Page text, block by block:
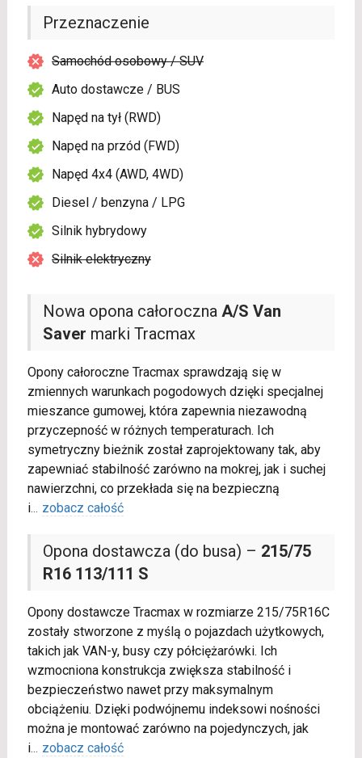
Nowa opona całoroczna A/S Van
Saver marki Tracmax
Opony całoroczne Tracmax sprawdzają się w
zmiennych warunkach pogodowych dzięki specjalnej
mieszance gumowej, która zapewnia niezawodną
przyczepność w różnych temperaturach. Ich
symetryczny bieżnik został zaprojektowany tak, aby
zapewniać stabilność zarówno na mokrej, jak i suchej
nawierzchni, co przekłada się na bezpieczną
i... zobacz całość
Opona dostawcza (do busa) – 215/75
R16 113/111 S
Opony dostawcze Tracmax w rozmiarze 215/75R16C
zostały stworzone z myślą o pojazdach użytkowych,
takich jak VAN-y, busy czy półciężarówki. Ich
wzmocniona konstrukcja zwiększa stabilność i
bezpieczeństwo nawet przy maksymalnym
obciążeniu. Dzięki podwójnemu indeksowi nośności
można je montować zarówno na pojedynczych, jak
i... zobacz całość
Przeznaczenie
Samochód osobowy / SUV
Auto dostawcze / BUS
Napęd na tył (RWD)
Napęd na przód (FWD)
Napęd 4x4 (AWD, 4WD)
Diesel / benzyna / LPG
Silnik hybrydowy
Silnik elektryczny